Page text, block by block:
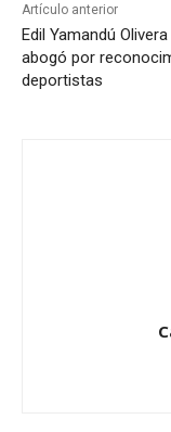
Artículo anterior
Edil Yamandú Olivera
abogó por
deportistas